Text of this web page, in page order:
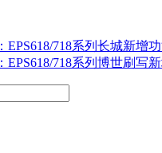
：EPS618/718系列长城新增
：EPS618/718系列博世刷写